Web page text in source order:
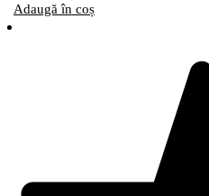
Adaugă în coș